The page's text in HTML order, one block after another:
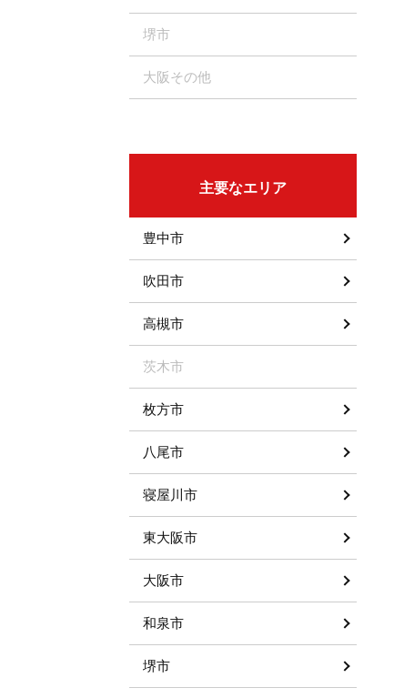
堺市
大阪その他
主要なエリア
豊中市
吹田市
高槻市
茨木市
枚方市
八尾市
寝屋川市
東大阪市
大阪市
和泉市
堺市